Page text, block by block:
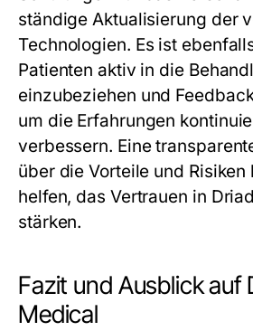
ständige Aktualisierung der
Technologien. Es ist
Patienten aktiv in die
einzubeziehen und
um die Erfahrungen
verbessern. Eine
über die Vorteile und
helfen, das Vertrauen in
stärken.
Fazit und Ausblick auf
Medical